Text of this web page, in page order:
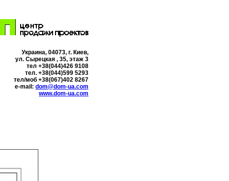
Украина, 04073, г. Киев,
ул. Сырецкая , 35, этаж 3
тел +38(044)426 9108
тел. +38(044)599 5293
тел/моб +38(067)402 8267
e-mail: dom@dom-ua.com
www.dom-ua.com